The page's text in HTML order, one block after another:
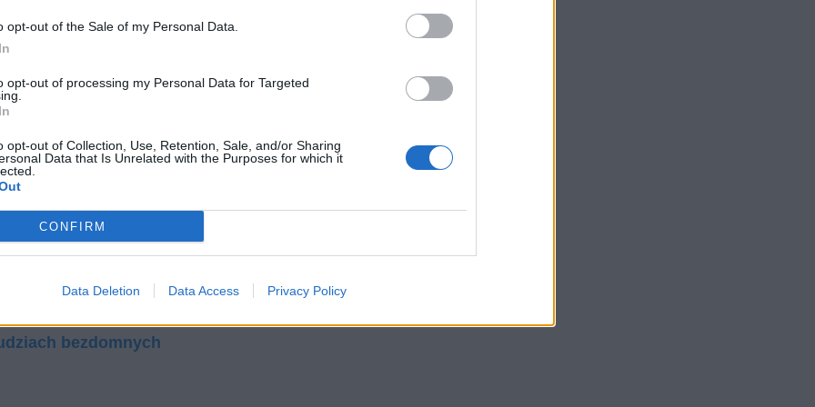
opt-out of the Sale of my Personal Data.
opt-out of processing my Personal Data for Targeted
opt-out of Collection, Use, Retention, Sale, and/or Sharing
Data that Is Unrelated with the Purposes for which it
CONFIRM
Data Deletion Data Access Privacy Policy
im swoją pracę. Dwa dzieła sztuki odzwierciedlają
w duszy Tomasza Judyma i które nie do końca
będzie fakt, że w końcu młody lekarz będzie
swoją misję, pomoc najuboższym i najbardziej
mężczyzna odrzuci miłość i kobietę, która była
i Cezarego Baryki
muszę” Czy sądzisz, ze powyższe
uzasadnij wybranymi przykładami z literatury
ludzi, którzy nas otaczają? Napisz rozprawkę.
bezdomnych